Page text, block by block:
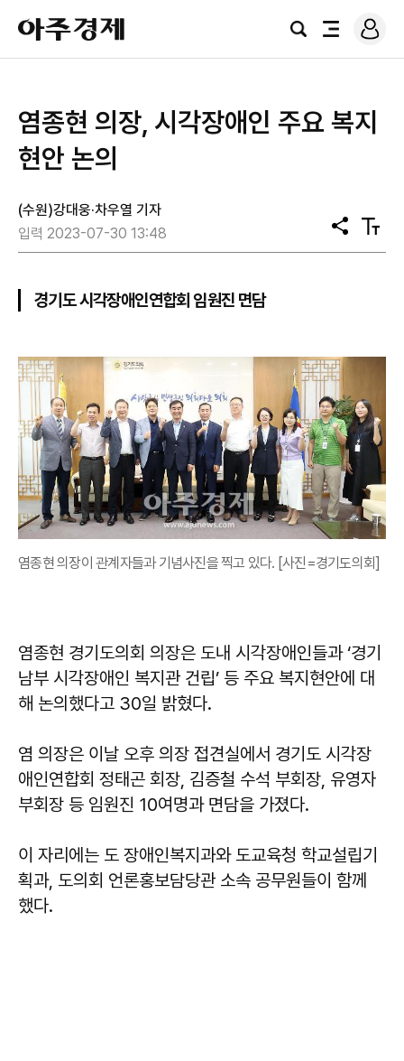
아
주
경
검
전
로
그
염종현 의장, 시각장애인 주요 복지
현안 논의
(수원)강대웅·차우열 기자
입력 2023-07-30 13:48
공
유
텍
스
경기도 시각장애인연합회 임원진 면담
염종현 의장이 관계자들과 기념사진을 찍고 있다. [사진=경기도의회]
염종현 경기도의회 의장은 도내 시각장애인들과 ‘경기
남부 시각장애인 복지관 건립’ 등 주요 복지현안에 대
해 논의했다고 30일 밝혔다.
염 의장은 이날 오후 의장 접견실에서 경기도 시각장
애인연합회 정태곤 회장, 김증철 수석 부회장, 유영자
부회장 등 임원진 10여명과 면담을 가졌다.
이 자리에는 도 장애인복지과와 도교육청 학교설립기
획과, 도의회 언론홍보담당관 소속 공무원들이 함께
했다.